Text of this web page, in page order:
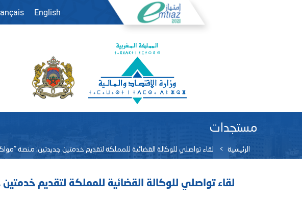
English
مستجدات
الرئيسية لقاء تواصلي للوكالة القضائية للمملكة لتقديم خدمتين جديدتين: منصة
لقاء تواصلي للوكالة القضائية للمملكة لتقديم